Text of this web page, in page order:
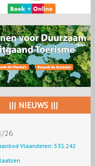
||| NIEUWS |||
26
Vlaanderen: 531.242